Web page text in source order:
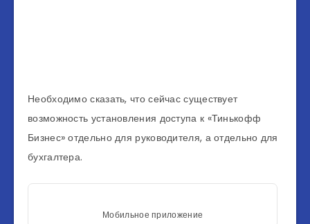
Необходимо сказать, что сейчас существует
возможность установления доступа к «Тинькофф
Бизнес» отдельно для руководителя, а отдельно для
бухгалтера.
Мобильное приложение